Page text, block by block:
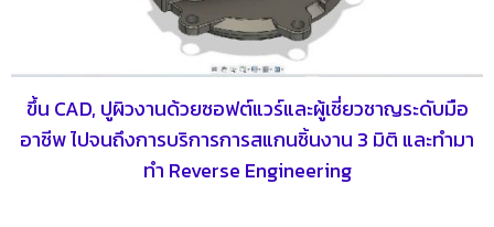
ขึ้น CAD, ปูผิวงานด้วยซอฟต์แวร์และผู้เชี่ยวชาญระดับมือ
อาชีพ ไปจนถึงการบริการการสแกนชิ้นงาน 3 มิติ และทำมา
ทำ Reverse Engineering